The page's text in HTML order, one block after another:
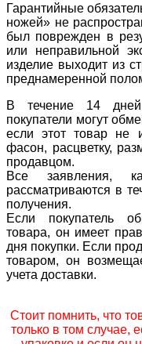
Гарантийные
ножей» не
был поврежден в
или неправильной
изделие выходит из
преднамеренной
В течение 14
покупатели могут
если этот товар не
фасон, расцветку,
продавцом.
Все заявления,
рассматриваются в
получения.
Если покупатель
товара, он имеет
дня покупки. Если
товаром, он
учета доставки.
Стоит помнить, что
только в том случае,